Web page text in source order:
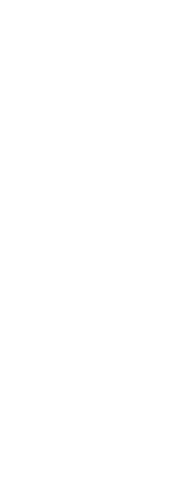
выпуска,
на
и
подошвой).
еще и…